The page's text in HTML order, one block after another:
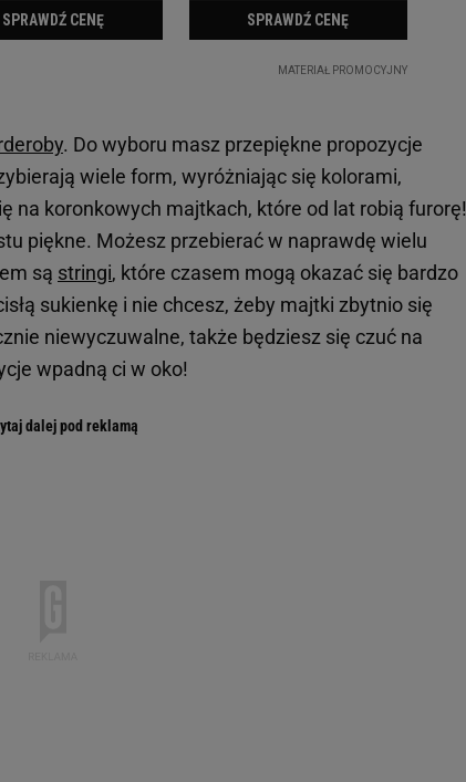
. Do wyboru masz przepiękne propozycje
wiele form, wyróżniając się kolorami,
na koronkowych majtkach, które od lat robią furorę!
piękne. Możesz przebierać w naprawdę wielu
są stringi, które czasem mogą okazać się bardzo
sukienkę i nie chcesz, żeby majtki zbytnio się
niewyczuwalne, także będziesz się czuć na
wpadną ci w oko!